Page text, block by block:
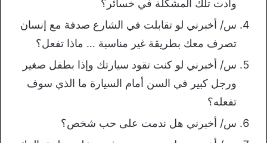
وأدت تلك المشكلة في خسائر؟
س/ أخبرني لو تقابلت في الشارع صدفة مع إنسان
تصرف معك بطريقة غير مناسبة … ماذا تفعل؟
س/ أخبرني لو كنت تقود سيارتك وإذا بطفل صغير
ورجل كبير في السن أمام السيارة ما الذي سوف
تفعله؟
س/ أخبرني هل ندمت على حب شخص؟